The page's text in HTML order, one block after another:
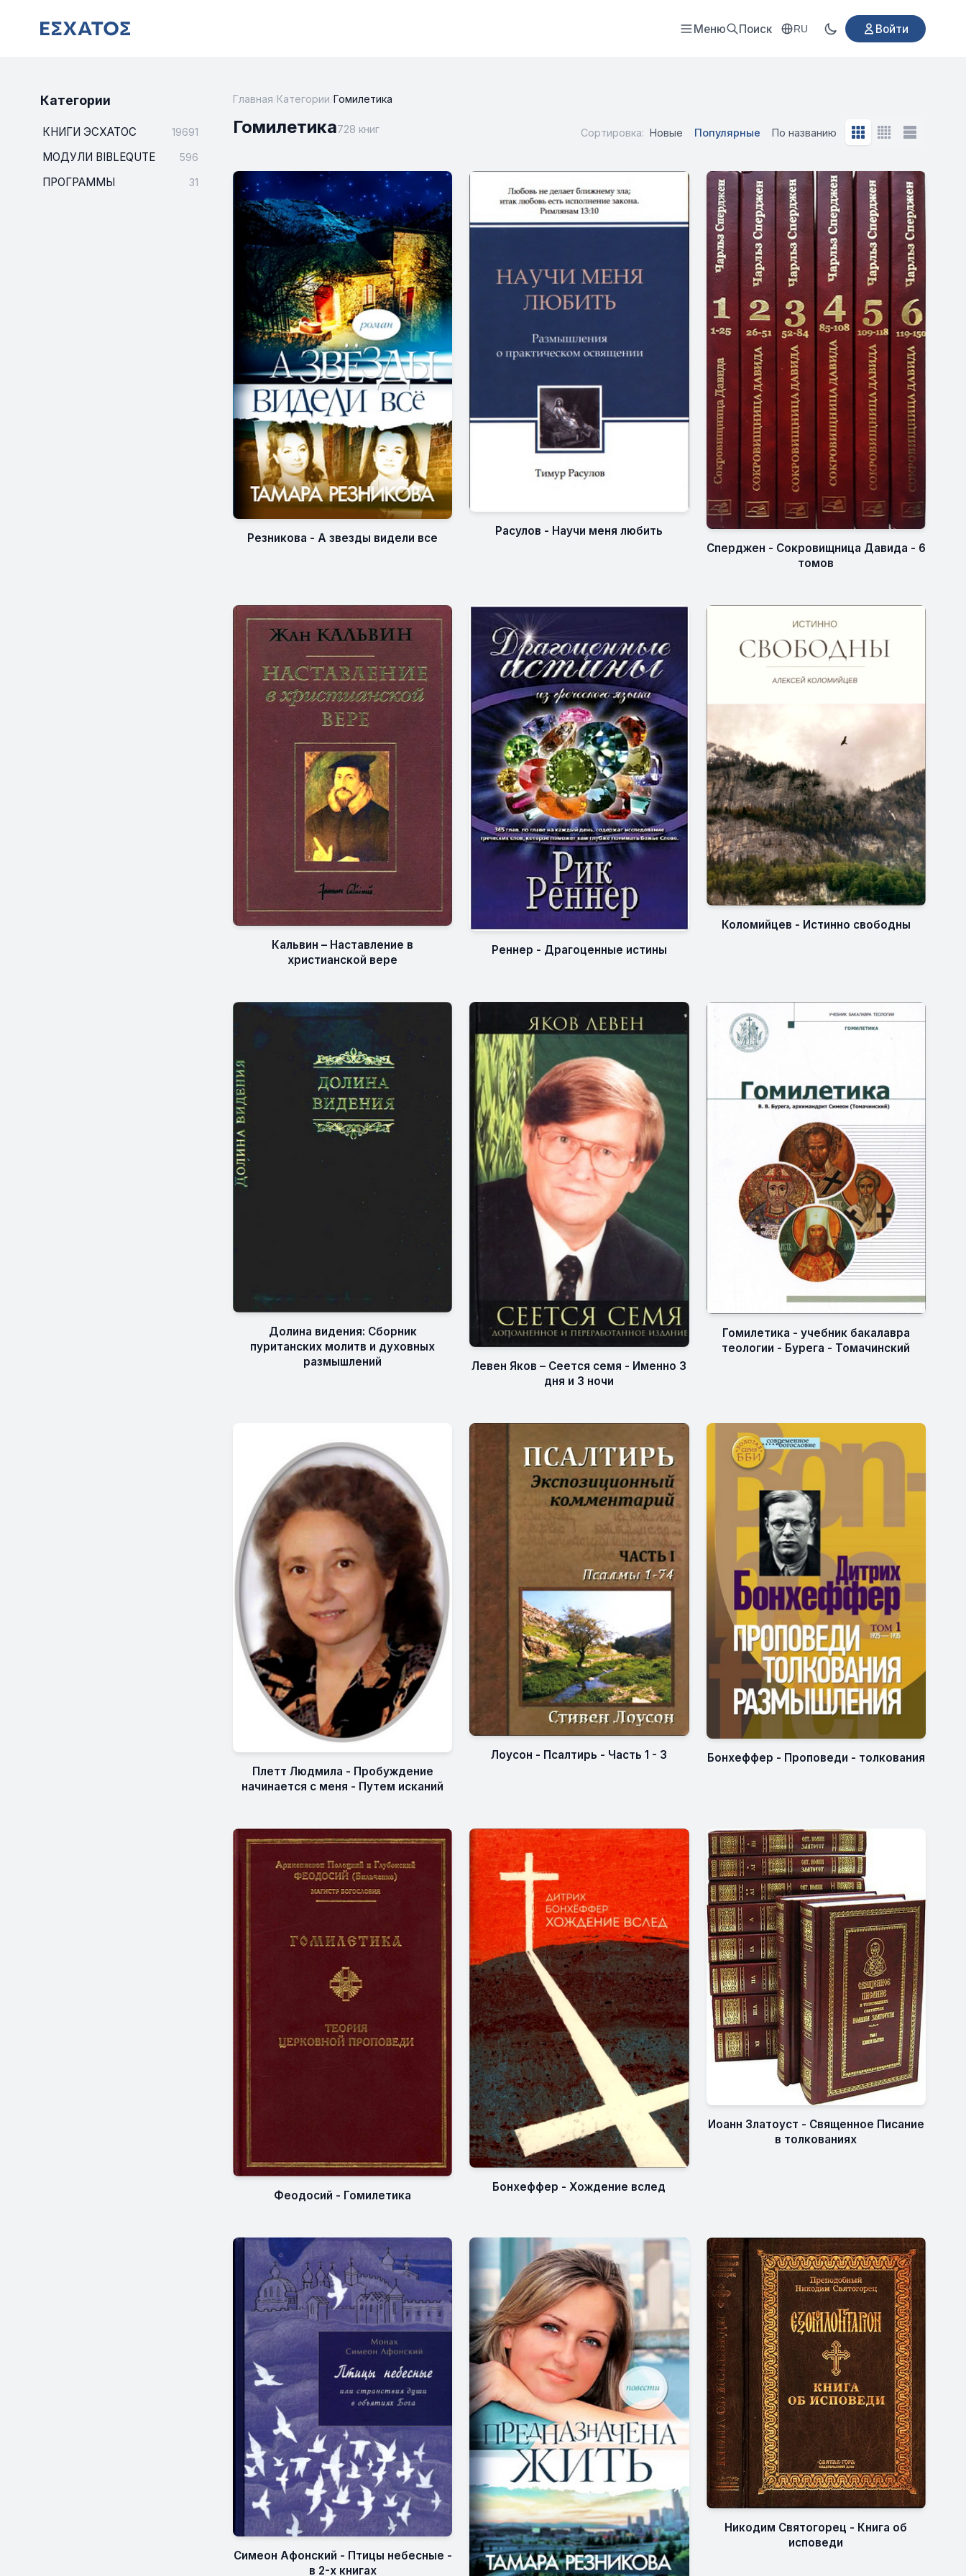
Меню Поиск RU Войти
Категории
КНИГИ ЭСХАТОС 19691
МОДУЛИ BIBLEQUTE 596
ПРОГРАММЫ 31
Главная Категории Гомилетика
Гомилетика728 книг Сортировка: Новые Популярные По названию
Резникова - А звезды видели все
Расулов - Научи меня любить
Сперджен - Сокровищница Давида - 6
томов
Кальвин – Наставление в
христианской вере
Реннер - Драгоценные истины
Коломийцев - Истинно свободны
Долина видения: Сборник
пуританских молитв и духовных
размышлений
Левен Яков – Сеется семя - Именно 3
дня и 3 ночи
Гомилетика - учебник бакалавра
теологии - Бурега - Томачинский
Плетт Людмила - Пробуждение
начинается с меня - Путем исканий
Лоусон - Псалтирь - Часть 1 - 3 Бонхеффер - Проповеди - толкования
Феодосий - Гомилетика
Бонхеффер - Хождение вслед
Иоанн Златоуст - Священное Писание
в толкованиях
Симеон Афонский - Птицы небесные -
в 2-х книгах
Никодим Святогорец - Книга об
исповеди